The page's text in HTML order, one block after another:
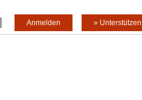
» Unterstützen
Anmelden